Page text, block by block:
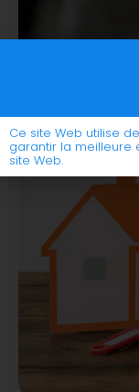
Ce site Web utilise
garantir la meilleure
site Web.